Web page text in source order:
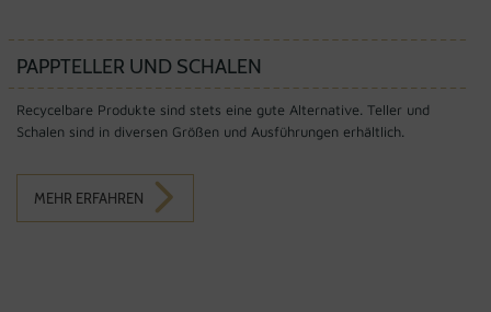
PAPPTELLER UND SCHALEN
Recycelbare Produkte sind stets eine gute Alternative. Teller und
Schalen sind in diversen Größen und Ausführungen erhältlich.
MEHR ERFAHREN